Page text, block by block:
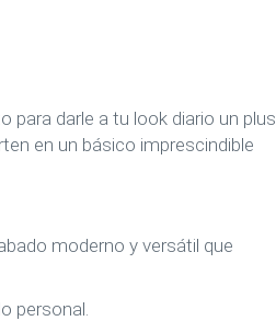
para darle a tu look diario un plus
en un básico imprescindible
moderno y versátil que
personal.